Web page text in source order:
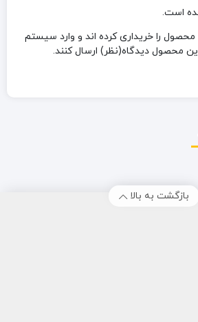
است.
را خریداری کرده اند و وارد سیستم
محصول دیدگاه(نظر) ارسال کنند.
بازگشت به بالا